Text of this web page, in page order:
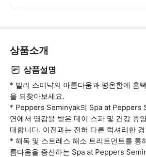
상품소개
상품설명
* 발리 스미냑의 아름다움과 평온함에 흠
을 되찾아보세요.
* Peppers Seminyak의 Spa at Peppers
연에서 영감을 받은 데이 스파 및 건강 휴
대합니다. 이전과는 전혀 다른 럭셔리한
* 해독 및 스트레스 해소 트리트먼트를 통
름다움을 증진하는 Spa at Peppers